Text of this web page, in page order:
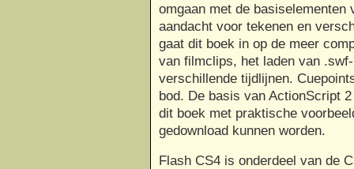
omgaan met de
aandacht voor tekenen en
gaat dit boek in op de meer
van filmclips, het laden van
verschillende tijdlijnen.
bod. De basis van ActionScript
dit boek met praktische
gedownload kunnen worden.
Flash CS4 is onderdeel van de